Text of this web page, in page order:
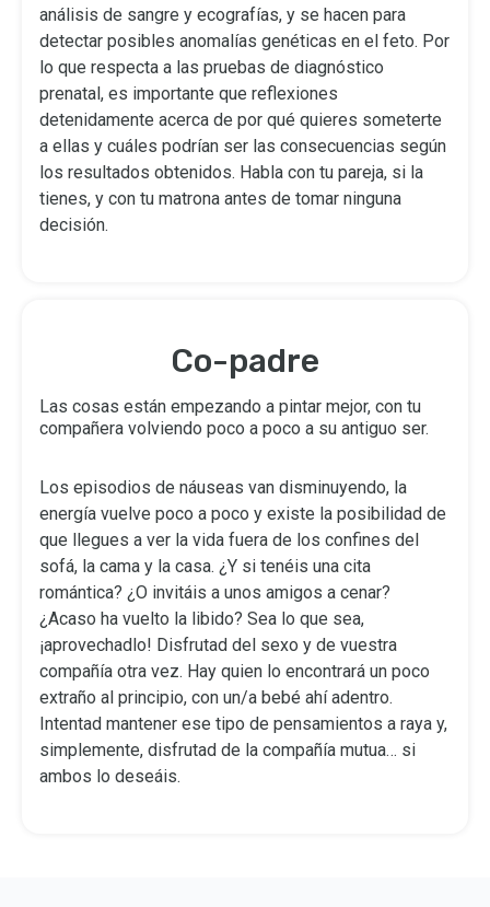
análisis de sangre y ecografías, y se hacen para
detectar posibles anomalías genéticas en el feto. Por
lo que respecta a las pruebas de diagnóstico
prenatal, es importante que reflexiones
detenidamente acerca de por qué quieres someterte
a ellas y cuáles podrían ser las consecuencias según
los resultados obtenidos. Habla con tu pareja, si la
tienes, y con tu matrona antes de tomar ninguna
decisión.
Co-padre
Las cosas están empezando a pintar mejor, con tu
compañera volviendo poco a poco a su antiguo ser.
Los episodios de náuseas van disminuyendo, la
energía vuelve poco a poco y existe la posibilidad de
que llegues a ver la vida fuera de los confines del
sofá, la cama y la casa. ¿Y si tenéis una cita
romántica? ¿O invitáis a unos amigos a cenar?
¿Acaso ha vuelto la libido? Sea lo que sea,
¡aprovechadlo! Disfrutad del sexo y de vuestra
compañía otra vez. Hay quien lo encontrará un poco
extraño al principio, con un/a bebé ahí adentro.
Intentad mantener ese tipo de pensamientos a raya y,
simplemente, disfrutad de la compañía mutua… si
ambos lo deseáis.